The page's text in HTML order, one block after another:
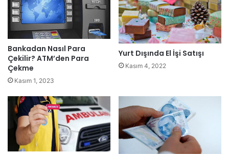
Bankadan Nasıl Para
Çekilir? ATM’den Para
Çekme
Kasım 1, 2023
Yurt Dışında El İşi Satışı
Kasım 4, 2022